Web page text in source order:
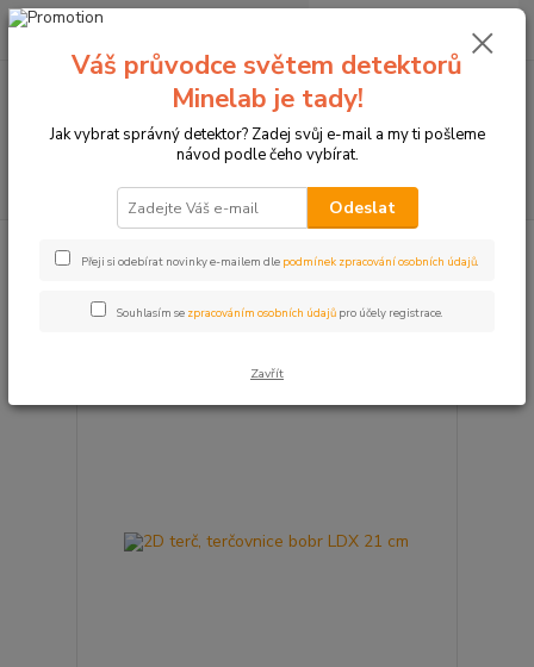
+420774877333
0 Kč
Výrobce: Yate.cz
strana z 1
Váš průvodce světem detektorů
Minelab je tady!
Jak vybrat správný detektor? Zadej svůj e-mail a my ti pošleme
návod podle čeho vybírat.
Odeslat
Přeji si odebírat novinky e-mailem dle podmínek zpracování osobních údajů.
Souhlasím se zpracováním osobních údajů pro účely registrace.
Zavřít